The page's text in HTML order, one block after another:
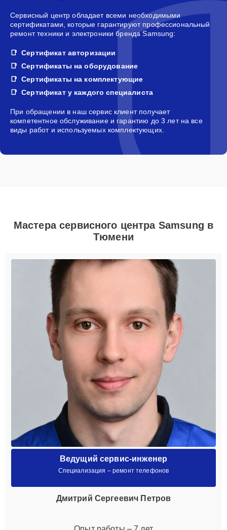
Сервисный центр обладает всеми необходимыми
сертификатами, которые гарантируют профессиональный
ремонт техники и электроники бренда Samsung:
Сертификат авторизации
Сертификаты на оборудование
Сертификаты на комплектующие
Сертификат у каждого специалиста
При обращении в наш сервис клиент получает
компетентное обслуживание и гарантию до 3 лет на все
виды работ и используемых комплектующих.
Мастера сервисного центра Samsung в
Тюмени
Ведущий сервис-инженер
Специализация – ремонт телефонов
Дмитрий Сергеевич Петров